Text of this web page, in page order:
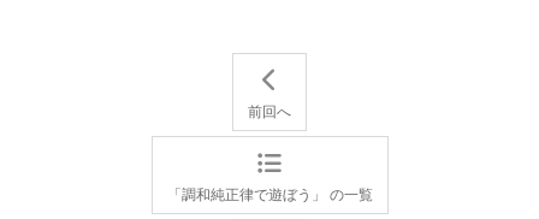
前回へ
「調和純正律で遊ぼう」 の一覧